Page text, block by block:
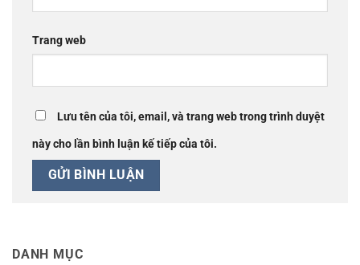
Trang web
Lưu tên của tôi, email, và trang web trong trình duyệt
này cho lần bình luận kế tiếp của tôi.
DANH MỤC